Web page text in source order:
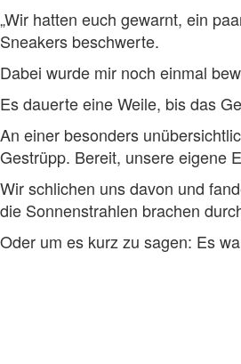
„Wir hatten euch gewarnt, ein
Sneakers beschwerte.
Dabei wurde mir noch einmal
Es dauerte eine Weile, bis das
An einer besonders
Gestrüpp. Bereit, unsere eigene
Wir schlichen uns davon und
die Sonnenstrahlen brachen
Oder um es kurz zu sagen: Es